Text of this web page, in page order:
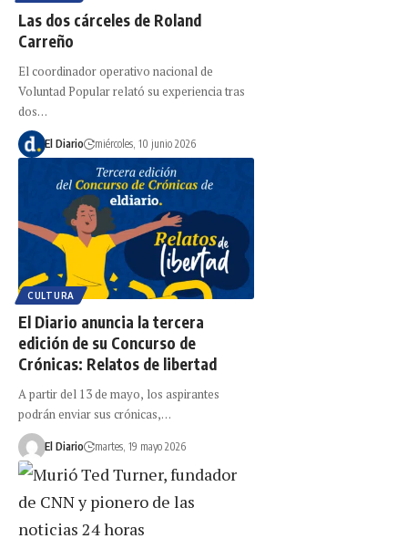
Las dos cárceles de Roland
Carreño
El coordinador operativo nacional de
Voluntad Popular relató su experiencia tras
dos…
El Diario miércoles, 10 junio 2026
CULTURA
El Diario anuncia la tercera
edición de su Concurso de
Crónicas: Relatos de libertad
A partir del 13 de mayo, los aspirantes
podrán enviar sus crónicas,…
El Diario martes, 19 mayo 2026